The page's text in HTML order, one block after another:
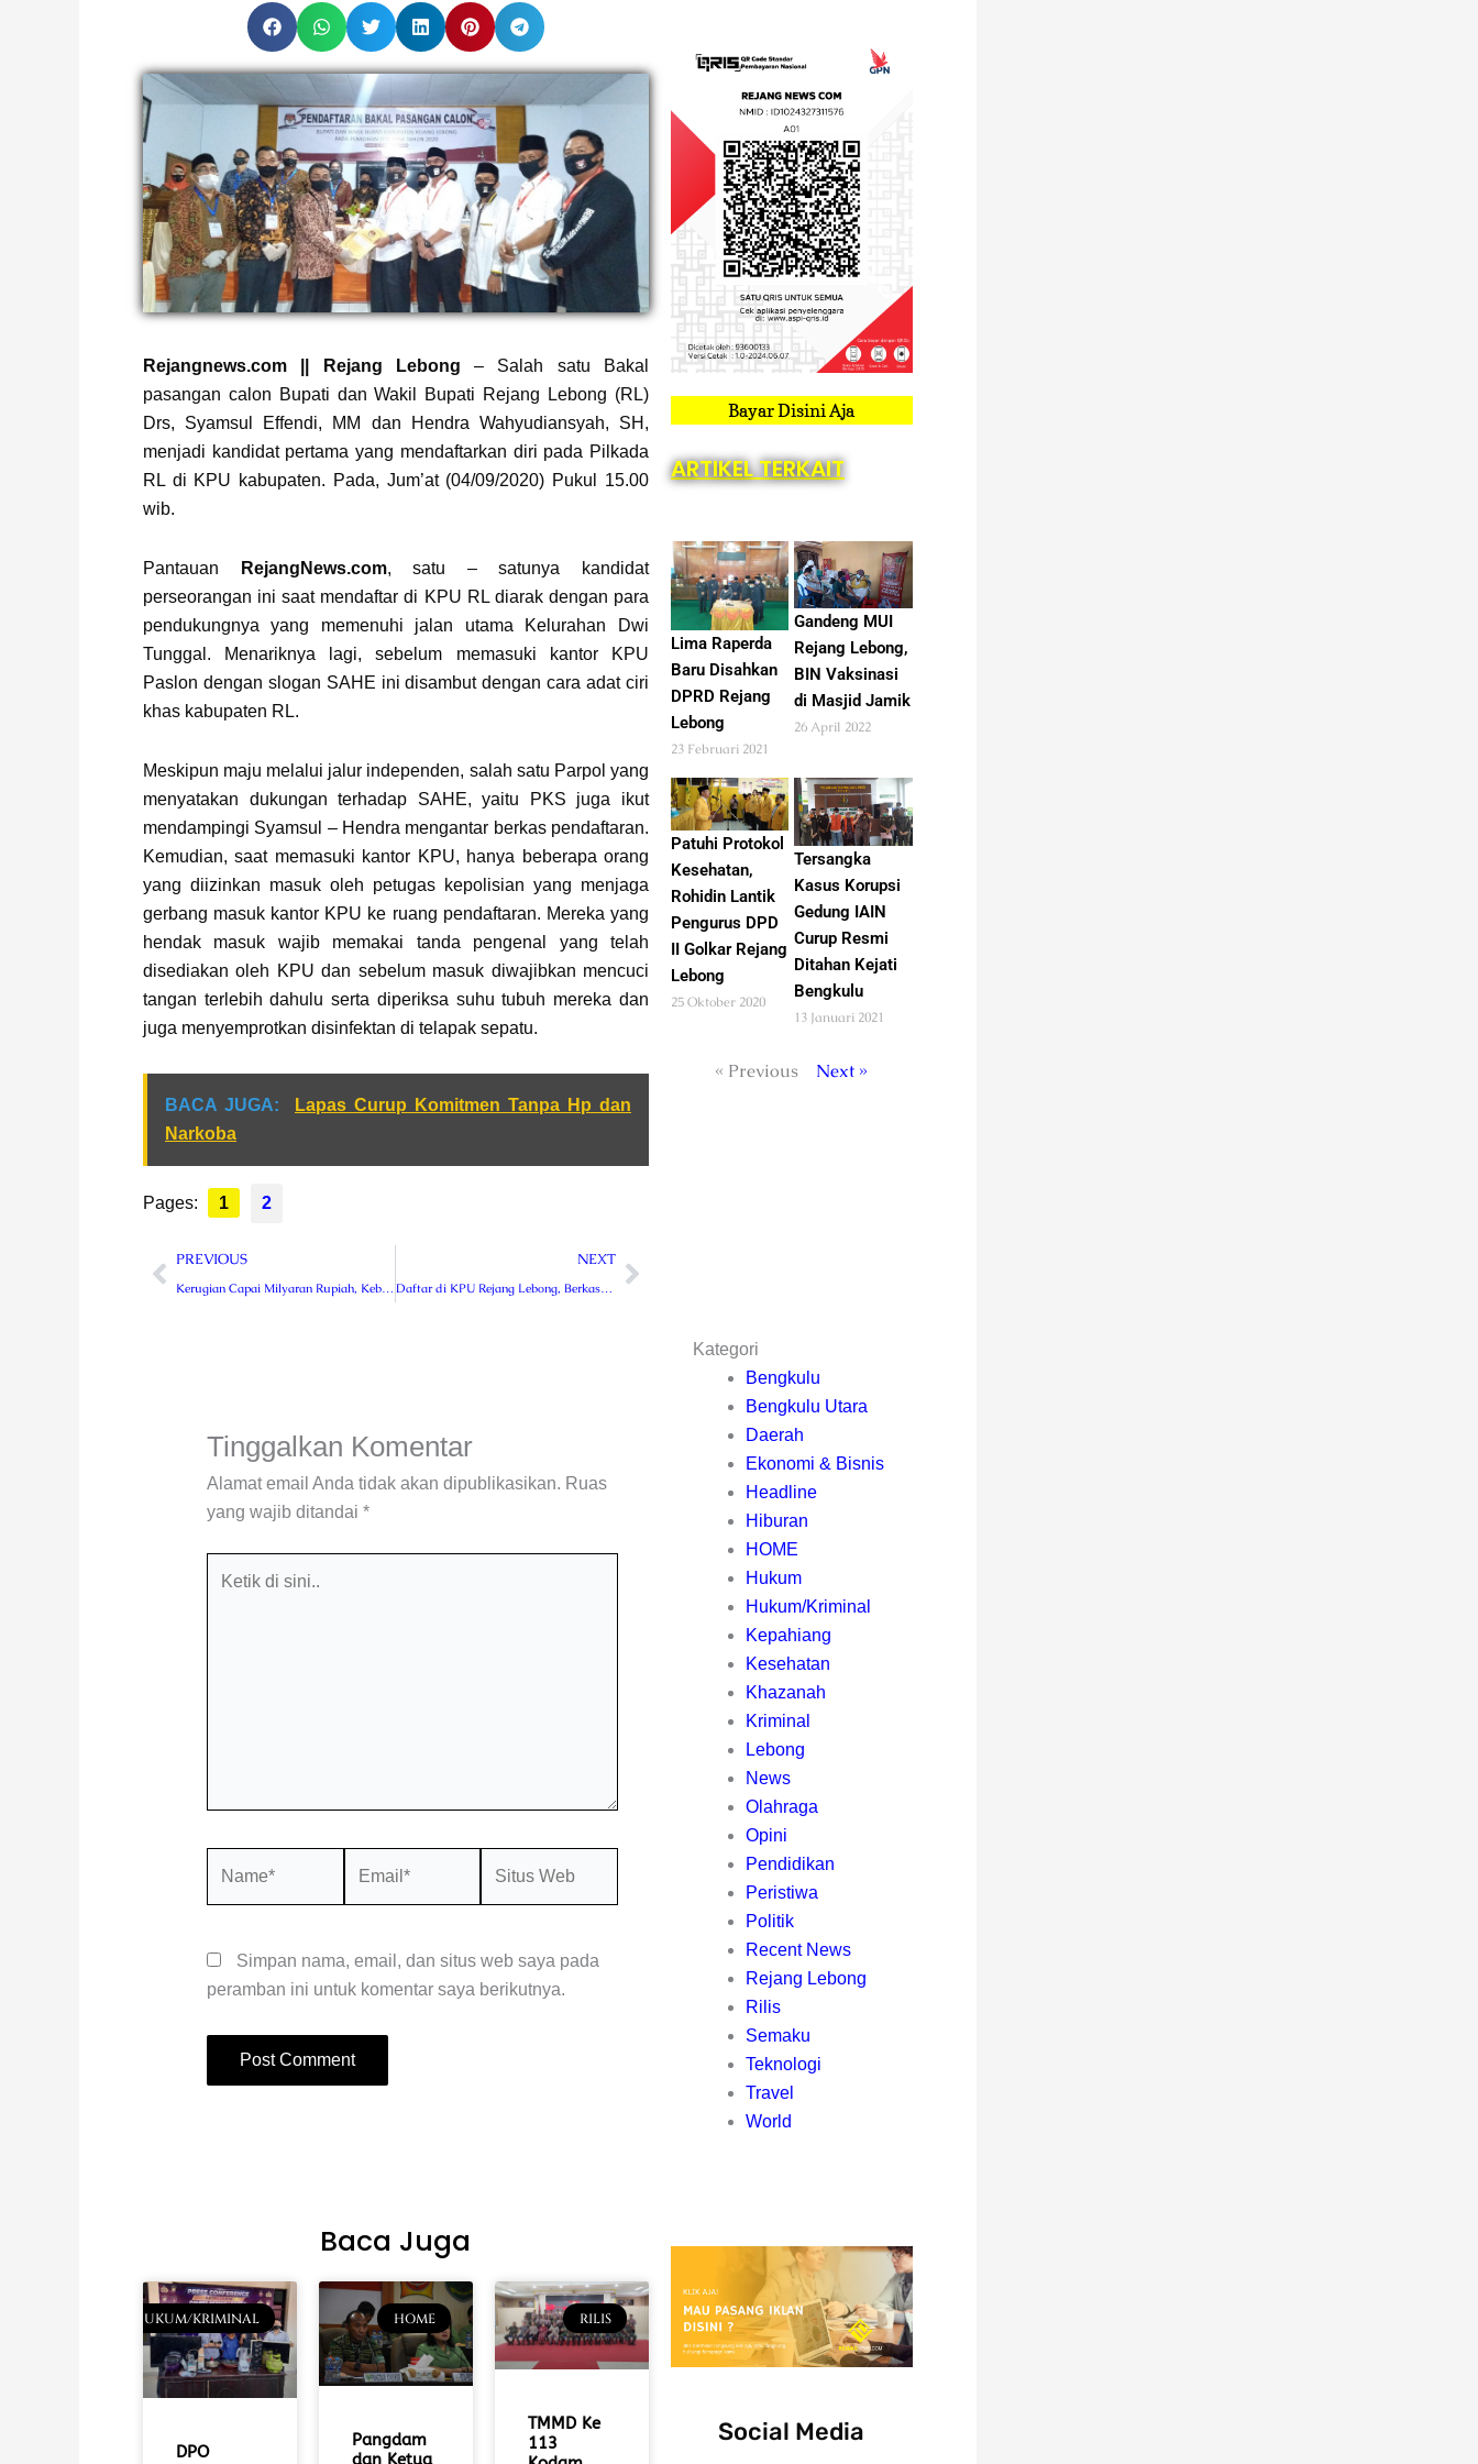
Rejangnews.com || Rejang Lebong – Salah satu Bakal
pasangan calon Bupati dan Wakil Bupati Rejang Lebong (RL)
Drs, Syamsul Effendi, MM dan Hendra Wahyudiansyah, SH,
menjadi kandidat pertama yang mendaftarkan diri pada Pilkada
RL di KPU kabupaten. Pada, Jum’at (04/09/2020) Pukul 15.00
wib.
Pantauan RejangNews.com, satu – satunya kandidat
perseorangan ini saat mendaftar di KPU RL diarak dengan para
pendukungnya yang memenuhi jalan utama Kelurahan Dwi
Tunggal. Menariknya lagi, sebelum memasuki kantor KPU
Paslon dengan slogan SAHE ini disambut dengan cara adat ciri
khas kabupaten RL.
Meskipun maju melalui jalur independen, salah satu Parpol yang
menyatakan dukungan terhadap SAHE, yaitu PKS juga ikut
mendampingi Syamsul – Hendra mengantar berkas pendaftaran.
Kemudian, saat memasuki kantor KPU, hanya beberapa orang
yang diizinkan masuk oleh petugas kepolisian yang menjaga
gerbang masuk kantor KPU ke ruang pendaftaran. Mereka yang
hendak masuk wajib memakai tanda pengenal yang telah
disediakan oleh KPU dan sebelum masuk diwajibkan mencuci
tangan terlebih dahulu serta diperiksa suhu tubuh mereka dan
juga menyemprotkan disinfektan di telapak sepatu.
BACA JUGA:
Lapas Curup Komitmen Tanpa Hp dan
Narkoba
Pages:
Page
1
, Page
2
Prev
PREVIOUS
Kerugian Capai Milyaran Rupiah, Kebakaran 3 Toko di Curup Disebabkan Korsleting Listrik
NEXT
Daftar di KPU Rejang Lebong, Berkas Pencalonan Fikri – Samuji Diterima
Next
Bayar Disini Aja
ARTIKEL TERKAIT
Lima Raperda
Baru Disahkan
DPRD Rejang
Lebong
23 Februari 2021
Gandeng MUI
Rejang Lebong,
BIN Vaksinasi
di Masjid Jamik
26 April 2022
Patuhi Protokol
Kesehatan,
Rohidin Lantik
Pengurus DPD
II Golkar Rejang
Lebong
25 Oktober 2020
Tersangka
Kasus Korupsi
Gedung IAIN
Curup Resmi
Ditahan Kejati
Bengkulu
13 Januari 2021
« Previous Next »
Tinggalkan Komentar
Alamat email Anda tidak akan dipublikasikan. Ruas
yang wajib ditandai *
Simpan nama, email, dan situs web saya pada
peramban ini untuk komentar saya berikutnya.
Kategori
Bengkulu
Bengkulu Utara
Daerah
Ekonomi & Bisnis
Headline
Hiburan
HOME
Hukum
Hukum/Kriminal
Kepahiang
Kesehatan
Khazanah
Kriminal
Lebong
News
Olahraga
Opini
Pendidikan
Peristiwa
Politik
Recent News
Rejang Lebong
Rilis
Semaku
Teknologi
Travel
World
Baca Juga
HUKUM/KRIMINAL
DPO
HOME
Pangdam
dan Ketua
RILIS
TMMD Ke
113
Social Media